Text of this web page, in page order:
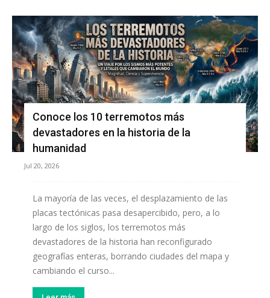
Conoce los 10 terremotos más
devastadores en la historia de la
humanidad
Jul 20, 2026
La mayoría de las veces, el desplazamiento de las
placas tectónicas pasa desapercibido, pero, a lo
largo de los siglos, los terremotos más
devastadores de la historia han reconfigurado
geografías enteras, borrando ciudades del mapa y
cambiando el curso...